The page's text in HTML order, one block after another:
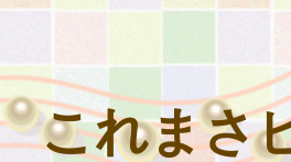
これまさ